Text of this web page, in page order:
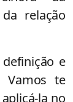
relação
e
Vamos te
la no